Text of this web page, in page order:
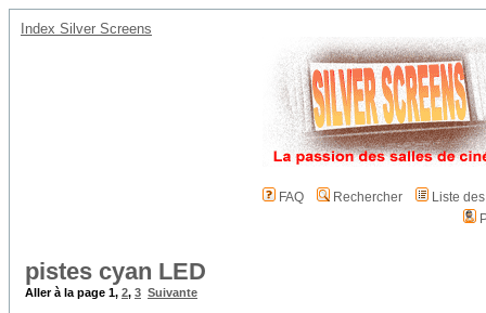
Index Silver Screens
FAQ Rechercher
Liste
pistes cyan LED
Aller à la page 1, 2, 3 Suivante